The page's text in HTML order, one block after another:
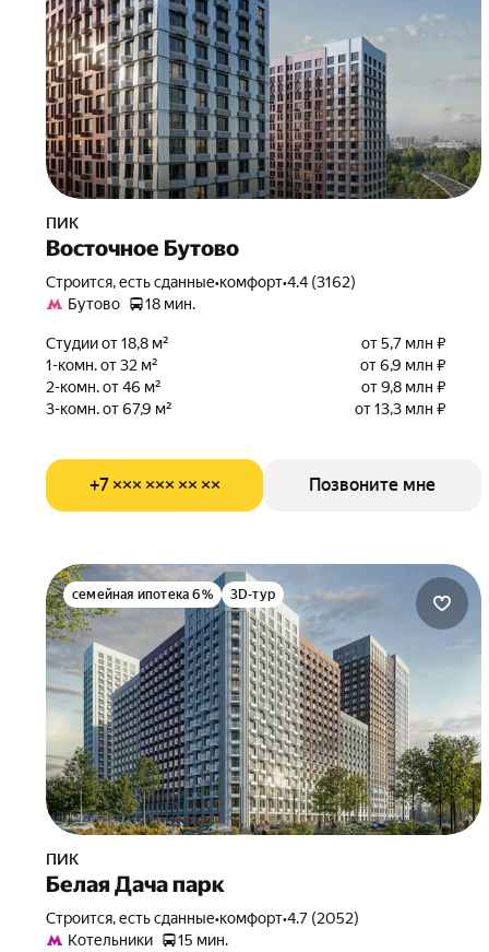
ПИК
Восточное Бутово
Строится, есть сданные•комфорт•4.4 (3162)
Бутово
18 мин.
Студии от 18,8 м²
от 5,7 млн ₽
1-комн. от 32 м²
от 6,9 млн ₽
2-комн. от 46 м²
от 9,8 млн ₽
3-комн. от 67,9 м²
от 13,3 млн ₽
+7 ××× ××× ×× ×× Позвоните мне
семейная ипотека 6% 3D-тур
ПИК
Белая Дача парк
Строится, есть сданные•комфорт•4.7 (2052)
Котельники
15 мин.